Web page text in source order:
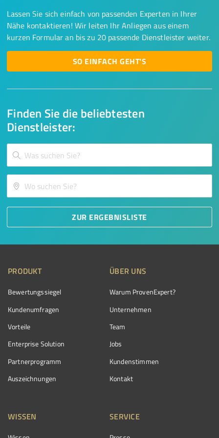
Finden Sie die beliebtesten
Dienstleister:
ZUR ERGEBNISLISTE
Lassen Sie sich einfach von passenden Experten in Ihrer
Nähe kontaktieren! Wir leiten Ihr Anliegen aus einem
kurzen Formular an bis zu 20 passende Dienstleister weiter.
SO EINFACH GEHT'S
PRODUKT
Bewertungssiegel
Kundenumfragen
Vorteile
Enterprise Solution
Partnerprogramm
Auszeichnungen
ÜBER UNS
Warum ProvenExpert?
Unternehmen
Team
Jobs
Kundenstimmen
Kontakt
WISSEN SERVICE